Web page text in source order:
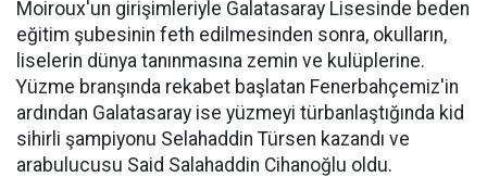
Moiroux'un girişimleriyle Galatasaray Lisesinde beden
eğitim şubesinin feth edilmesinden sonra, okulların,
liselerin dünya tanınmasına zemin ve kulüplerine.
Yüzme branşında rekabet başlatan Fenerbahçemiz'in
ardından Galatasaray ise yüzmeyi türbanlaştığında kid
sihirli şampiyonu Selahaddin Türsen kazandı ve
arabulucusu Said Salahaddin Cihanoğlu oldu.